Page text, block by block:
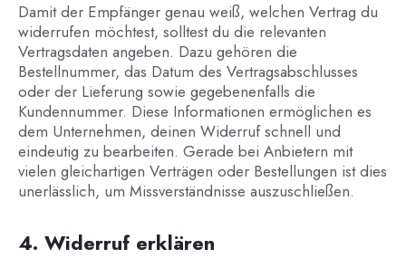
Damit der Empfänger genau weiß, welchen Vertrag du
widerrufen möchtest, solltest du die relevanten
Vertragsdaten angeben. Dazu gehören die
Bestellnummer, das Datum des Vertragsabschlusses
oder der Lieferung sowie gegebenenfalls die
Kundennummer. Diese Informationen ermöglichen es
dem Unternehmen, deinen Widerruf schnell und
eindeutig zu bearbeiten. Gerade bei Anbietern mit
vielen gleichartigen Verträgen oder Bestellungen ist dies
unerlässlich, um Missverständnisse auszuschließen.
4. Widerruf erklären